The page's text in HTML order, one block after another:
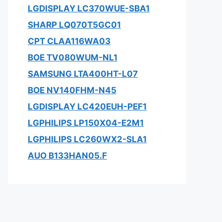
LGDISPLAY LC370WUE-SBA1
SHARP LQ070T5GC01
CPT CLAA116WA03
BOE TV080WUM-NL1
SAMSUNG LTA400HT-L07
BOE NV140FHM-N45
LGDISPLAY LC420EUH-PEF1
LGPHILIPS LP150X04-E2M1
LGPHILIPS LC260WX2-SLA1
AUO B133HAN05.F